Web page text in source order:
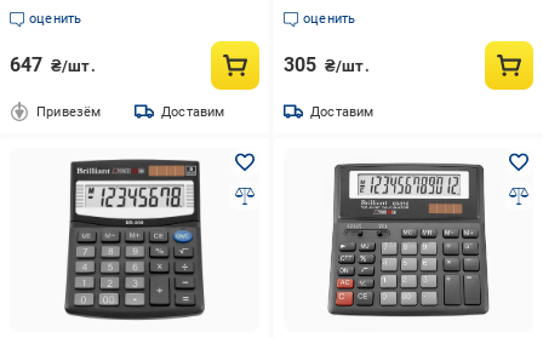
оценить
647 ₴/шт.
Привезём Доставим
оценить
305 ₴/шт.
Доставим